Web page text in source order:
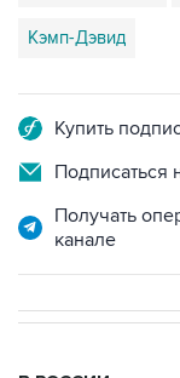
Подписаться
Получать